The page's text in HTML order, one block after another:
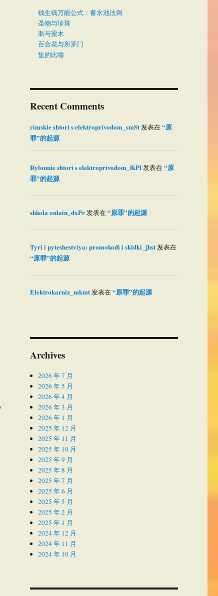
钱生钱万能公式：蓄水池法则
圣物与珍珠
刺与梁木
百合花与所罗门
盐的比喻
Recent Comments
rimskie shtori s elektroprivodom_smSt发表在“原
罪”的起源
Rylonnie shtori s elektroprivodom_fkPl发表在“原
罪”的起源
shkola onlain_dxPr发表在“原罪”的起源
Tyri i pyteshestviya: promokodi i skidki_jhst发表在
“原罪”的起源
Elektrokarniz_mkmt发表在“原罪”的起源
Archives
2026 年 7 月
2026 年 5 月
2026 年 4 月
2026 年 3 月
2026 年 1 月
2025 年 12 月
2025 年 11 月
2025 年 10 月
2025 年 9 月
2025 年 8 月
2025 年 7 月
2025 年 6 月
2025 年 5 月
2025 年 2 月
2025 年 1 月
2024 年 12 月
2024 年 11 月
2024 年 10 月